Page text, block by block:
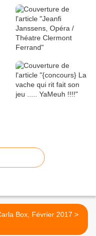
Carla Box, Février 2017 >